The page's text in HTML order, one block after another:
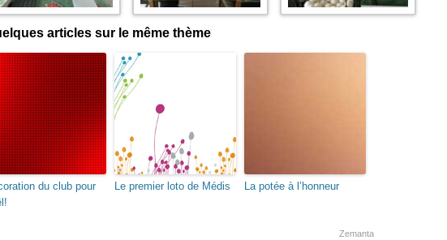
articles sur le même thème
du club pour
Le premier loto de Médis La potée à l’honneur
Zemanta